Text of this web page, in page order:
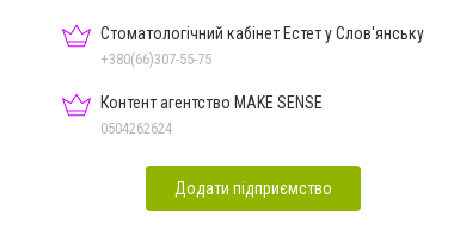
Стоматологічний кабінет Естет у Слов'янську
+380(66)307-55-75
Контент агентство MAKE SENSE
0504262624
Додати підприємство